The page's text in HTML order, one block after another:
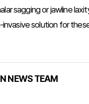
sagging or jawline
solution for
NEWS TEAM